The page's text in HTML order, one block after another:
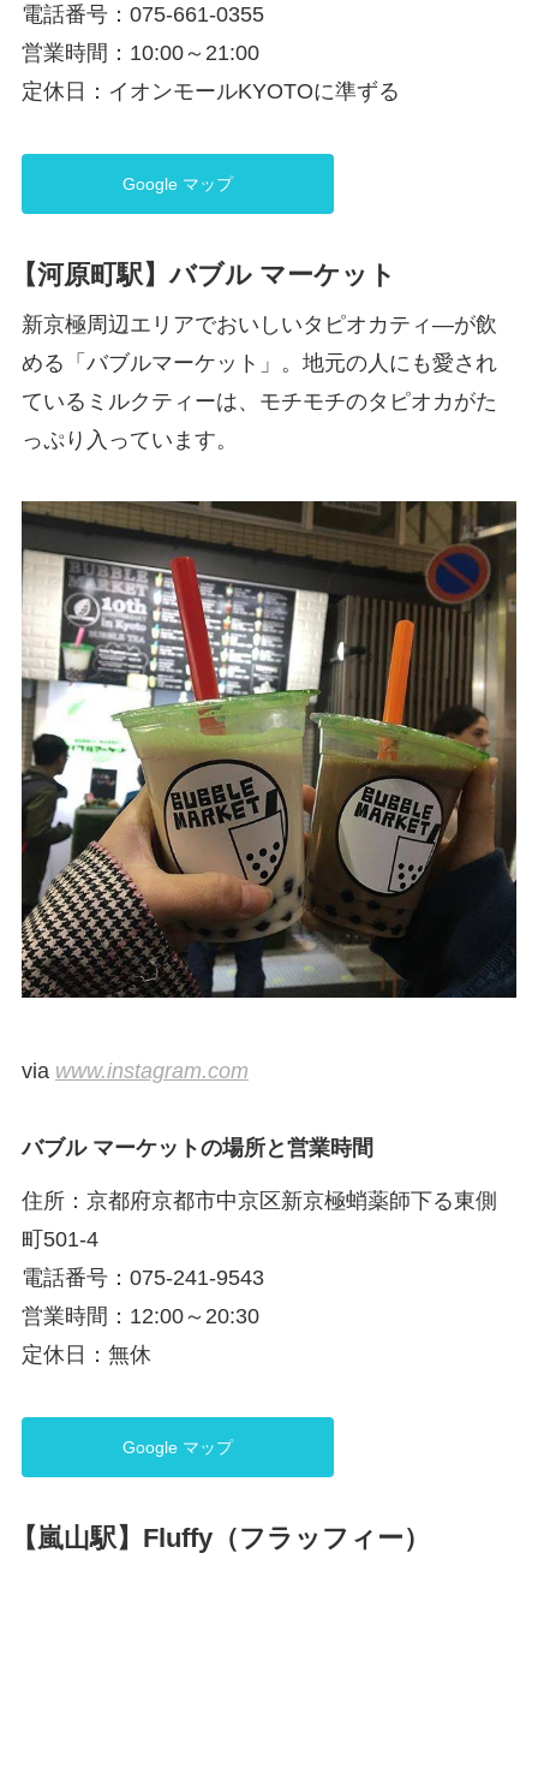
電話番号：075-661-0355
営業時間：10:00～21:00
定休日：イオンモールKYOTOに準ずる
Google マップ
【河原町駅】バブル マーケット
新京極周辺エリアでおいしいタピオカティ―が飲
める「バブルマーケット」。地元の人にも愛され
ているミルクティーは、モチモチのタピオカがた
っぷり入っています。
via www.instagram.com
バブル マーケットの場所と営業時間
住所：京都府京都市中京区新京極蛸薬師下る東側
町501-4
電話番号：075-241-9543
営業時間：12:00～20:30
定休日：無休
Google マップ
【嵐山駅】Fluffy（フラッフィー）